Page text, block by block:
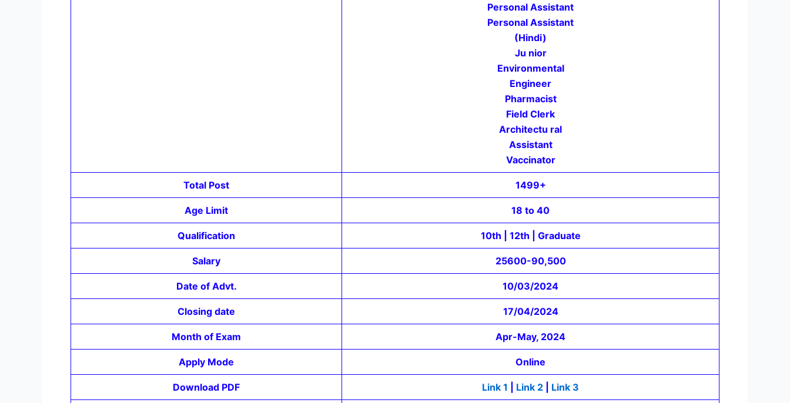
Personal Assistant
Personal Assistant
(Hindi)
Ju nior
Environmental
Engineer
Pharmacist
Field Clerk
Architectu ral
Assistant
Vaccinator
Total Post 1499+
Age Limit 18 to 40
Qualification 10th | 12th | Graduate
Salary 25600-90,500
Date of Advt. 10/03/2024
Closing date 17/04/2024
Month of Exam Apr-May, 2024
Apply Mode Online
Download PDF Link 1 Link 2 Link 3